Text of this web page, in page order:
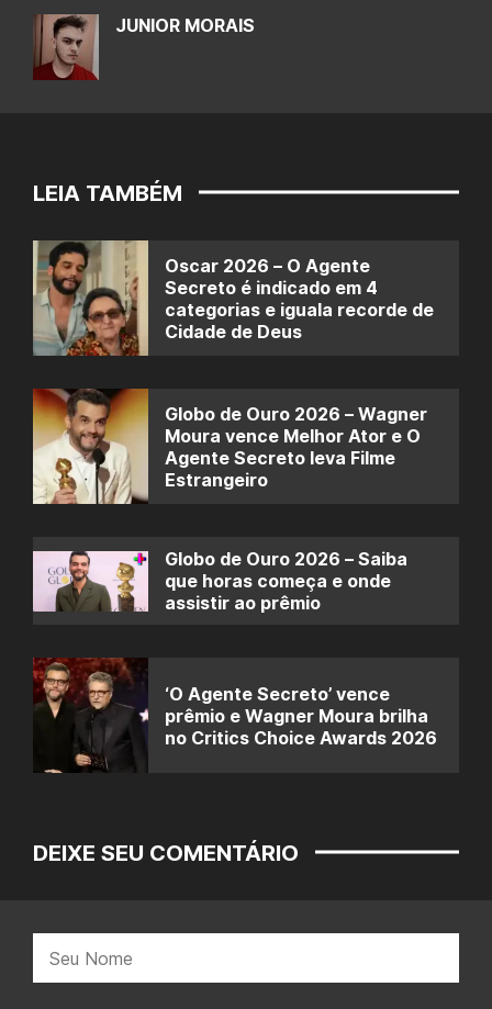
JUNIOR MORAIS
LEIA TAMBÉM
Oscar 2026 – O Agente
Secreto é indicado em 4
categorias e iguala recorde de
Cidade de Deus
Globo de Ouro 2026 – Wagner
Moura vence Melhor Ator e O
Agente Secreto leva Filme
Estrangeiro
Globo de Ouro 2026 – Saiba
que horas começa e onde
assistir ao prêmio
‘O Agente Secreto’ vence
prêmio e Wagner Moura brilha
no Critics Choice Awards 2026
DEIXE SEU COMENTÁRIO